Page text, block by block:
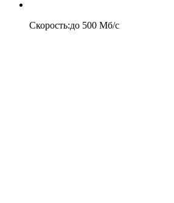
Скорость:до 500 Мб/c